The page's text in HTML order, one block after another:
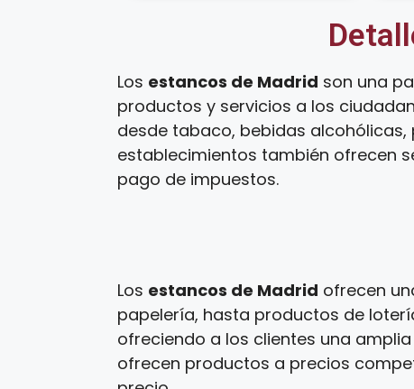
Los estancos de Madrid son una
productos y servicios a los
desde tabaco, bebidas
establecimientos también ofrecen
pago de impuestos.
Los estancos de Madrid ofrecen
papelería, hasta productos de
ofreciendo a los clientes una
ofrecen productos a precios